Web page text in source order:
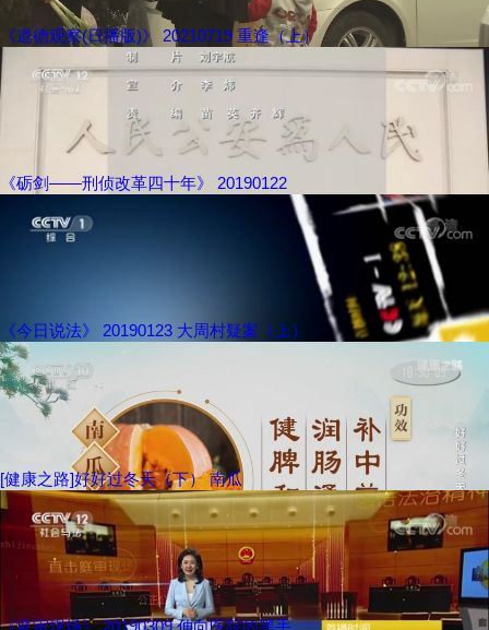
《道德观察(日播版)》 20210719 重逢（上）
《砺剑——刑侦改革四十年》 20190122
《今日说法》 20190123 大周村疑案（上）
[健康之路]好好过冬天（下） 南瓜
《庭审现场》 20190309 伸向医院的黑手